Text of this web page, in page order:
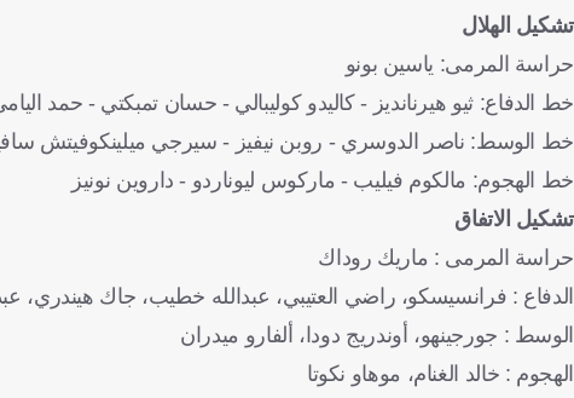
تشكيل الهلال
حراسة المرمى: ياسين بونو
خط الدفاع: ثيو هيرنانديز - كاليدو كوليبالي - حسان تمبكتي - حمد
خط الوسط: ناصر الدوسري - روبن نيفيز - سيرجي ميلينكوفيتش
خط الهجوم: مالكوم فيليب - ماركوس ليوناردو - داروين نونيز
تشكيل الاتفاق
حراسة المرمى : ماريك روداك
الدفاع : فرانسيسكو، راضي العتيبي، عبدالله خطيب، جاك هيندري،
الوسط : جورجينهو، أوندريج دودا، ألفارو ميدران
الهجوم : خالد الغنام، موهاو نكوتا